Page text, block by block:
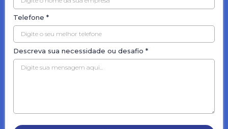
Telefone *
Descreva sua necessidade ou desafio *